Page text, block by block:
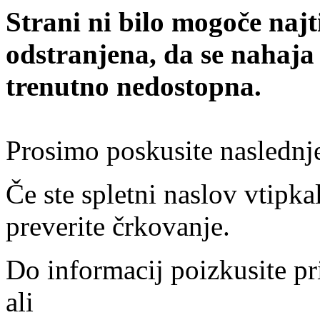
Strani ni bilo mogoče
odstranjena, da se
trenutno nedostopna.
Prosimo poskusite
Če ste spletni naslov
preverite črkovanje.
Do informacij poizkusite
ali